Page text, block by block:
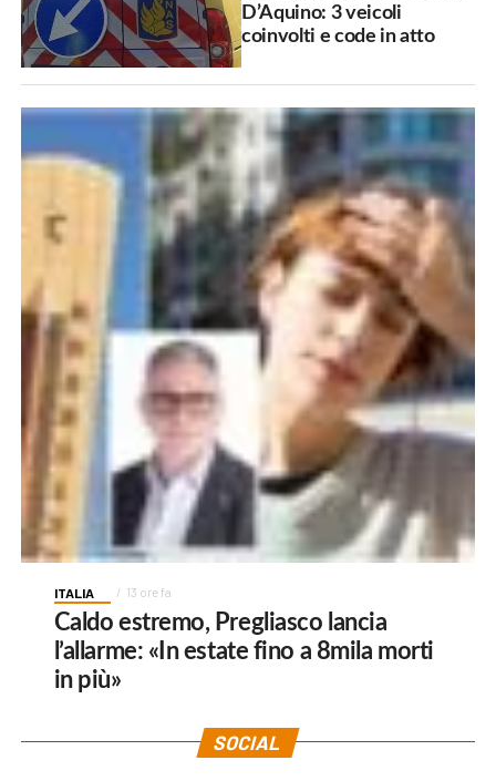
D’Aquino: 3 veicoli
coinvolti e code in atto
ITALIA 13 ore fa
Caldo estremo, Pregliasco lancia
l’allarme: «In estate fino a 8mila morti
in più»
SOCIAL